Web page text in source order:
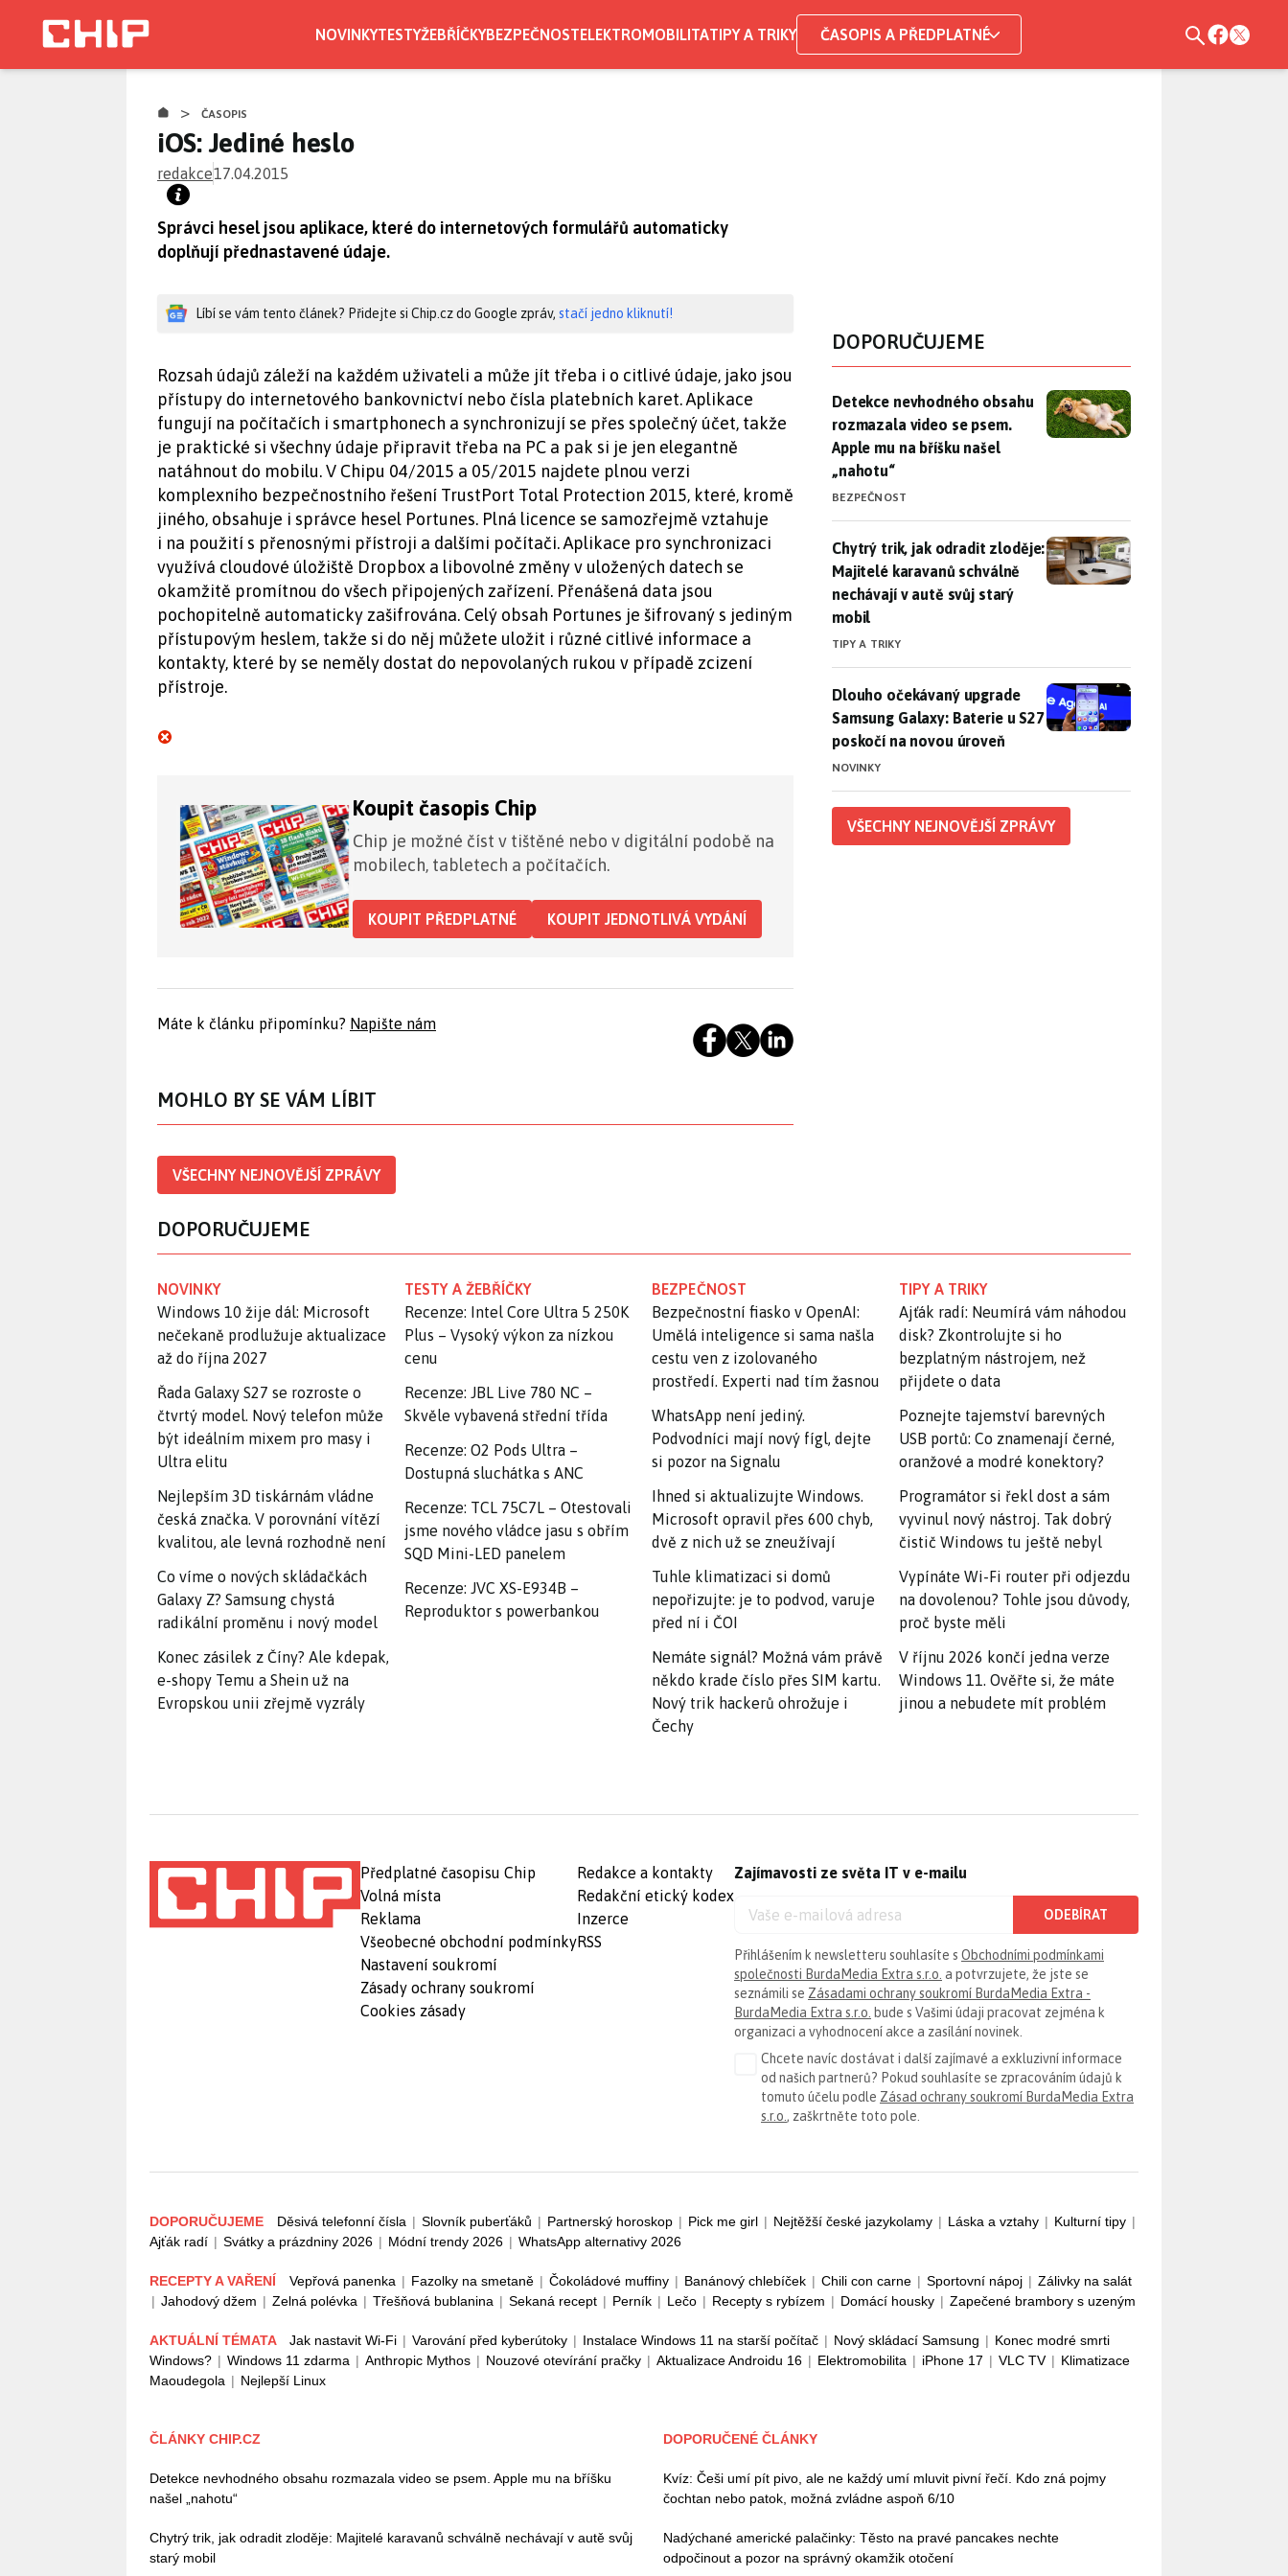
NOVINKYTESTYŽEBŘÍČKYBEZPEČNOSTELEKTROMOBILITATIPY A TRIKY ČASOPIS A PŘEDPLATNÉ
> ČASOPIS
iOS: Jediné heslo
redakce17.04.2015
Správci hesel jsou aplikace, které do internetových formulářů automaticky
doplňují přednastavené údaje.
Líbí se vám tento článek? Přidejte si Chip.cz do Google zpráv, stačí jedno kliknutí!
Rozsah údajů záleží na každém uživateli a může jít třeba i o citlivé údaje, jako jsou
přístupy do internetového bankovnictví nebo čísla platebních karet. Aplikace
fungují na počítačích i smartphonech a synchronizují se přes společný účet, takže
je praktické si všechny údaje připravit třeba na PC a pak si je jen elegantně
natáhnout do mobilu. V Chipu 04/2015 a 05/2015 najdete plnou verzi
komplexního bezpečnostního řešení TrustPort Total Protection 2015, které, kromě
jiného, obsahuje i správce hesel Portunes. Plná licence se samozřejmě vztahuje
i na použití s přenosnými přístroji a dalšími počítači. Aplikace pro synchronizaci
využívá cloudové úložiště Dropbox a libovolné změny v uložených datech se
okamžitě promítnou do všech připojených zařízení. Přenášená data jsou
pochopitelně automaticky zašifrována. Celý obsah Portunes je šifrovaný s jediným
přístupovým heslem, takže si do něj můžete uložit i různé citlivé informace a
kontakty, které by se neměly dostat do nepovolaných rukou v případě zcizení
přístroje.
Koupit časopis Chip
Chip je možné číst v tištěné nebo v digitální podobě na
mobilech, tabletech a počítačích.
KOUPIT PŘEDPLATNÉ KOUPIT JEDNOTLIVÁ VYDÁNÍ
Máte k článku připomínku? Napište nám
MOHLO BY SE VÁM LÍBIT
VŠECHNY NEJNOVĚJŠÍ ZPRÁVY
DOPORUČUJEME
Detekce nevhodného obsahu rozmazala video se psem. Apple mu
Detekce nevhodného obsahu
rozmazala video se psem.
Apple mu na bříšku našel
„nahotu“
BEZPEČNOST
Chytrý trik, jak odradit zloděje: Majitelé karavanů schválně
Chytrý trik, jak odradit zloděje:
Majitelé karavanů schválně
nechávají v autě svůj starý
mobil
TIPY A TRIKY
Dlouho očekávaný upgrade Samsung Galaxy: Baterie u S27
Dlouho očekávaný upgrade
Samsung Galaxy: Baterie u S27
poskočí na novou úroveň
NOVINKY
VŠECHNY NEJNOVĚJŠÍ ZPRÁVY
DOPORUČUJEME
NOVINKY
Windows 10 žije dál: Microsoft
nečekaně prodlužuje aktualizace
až do října 2027
Řada Galaxy S27 se rozroste o
čtvrtý model. Nový telefon může
být ideálním mixem pro masy i
Ultra elitu
Nejlepším 3D tiskárnám vládne
česká značka. V porovnání vítězí
kvalitou, ale levná rozhodně není
Co víme o nových skládačkách
Galaxy Z? Samsung chystá
radikální proměnu i nový model
Konec zásilek z Číny? Ale kdepak,
e-shopy Temu a Shein už na
Evropskou unii zřejmě vyzrály
TESTY A ŽEBŘÍČKY
Recenze: Intel Core Ultra 5 250K
Plus – Vysoký výkon za nízkou
cenu
Recenze: JBL Live 780 NC –
Skvěle vybavená střední třída
Recenze: O2 Pods Ultra –
Dostupná sluchátka s ANC
Recenze: TCL 75C7L – Otestovali
jsme nového vládce jasu s obřím
SQD Mini-LED panelem
Recenze: JVC XS-E934B –
Reproduktor s powerbankou
BEZPEČNOST
Bezpečnostní fiasko v OpenAI:
Umělá inteligence si sama našla
cestu ven z izolovaného
prostředí. Experti nad tím žasnou
WhatsApp není jediný.
Podvodníci mají nový fígl, dejte
si pozor na Signalu
Ihned si aktualizujte Windows.
Microsoft opravil přes 600 chyb,
dvě z nich už se zneužívají
Tuhle klimatizaci si domů
nepořizujte: je to podvod, varuje
před ní i ČOI
Nemáte signál? Možná vám právě
někdo krade číslo přes SIM kartu.
Nový trik hackerů ohrožuje i
Čechy
TIPY A TRIKY
Ajťák radí: Neumírá vám náhodou
disk? Zkontrolujte si ho
bezplatným nástrojem, než
přijdete o data
Poznejte tajemství barevných
USB portů: Co znamenají černé,
oranžové a modré konektory?
Programátor si řekl dost a sám
vyvinul nový nástroj. Tak dobrý
čistič Windows tu ještě nebyl
Vypínáte Wi-Fi router při odjezdu
na dovolenou? Tohle jsou důvody,
proč byste měli
V říjnu 2026 končí jedna verze
Windows 11. Ověřte si, že máte
jinou a nebudete mít problém
Předplatné časopisu Chip
Volná místa
Reklama
Všeobecné obchodní podmínky
Nastavení soukromí
Zásady ochrany soukromí
Cookies zásady
Redakce a kontakty
Redakční etický kodex
Inzerce
RSS
Zajímavosti ze světa IT v e-mailu
ODEBÍRAT
Přihlášením k newsletteru souhlasíte s Obchodními podmínkami
společnosti BurdaMedia Extra s.r.o. a potvrzujete, že jste se
seznámili se Zásadami ochrany soukromí BurdaMedia Extra -
BurdaMedia Extra s.r.o. bude s Vašimi údaji pracovat zejména k
organizaci a vyhodnocení akce a zasílání novinek.
Chcete navíc dostávat i další zajímavé a exkluzivní informace
od našich partnerů? Pokud souhlasíte se zpracováním údajů k
tomuto účelu podle Zásad ochrany soukromí BurdaMedia Extra
s.r.o. , zaškrtněte toto pole.
DOPORUČUJEME Děsivá telefonní čísla | Slovník puberťáků | Partnerský horoskop | Pick me girl | Nejtěžší české jazykolamy | Láska a vztahy | Kulturní tipy |
Ajťák radí | Svátky a prázdniny 2026 | Módní trendy 2026 | WhatsApp alternativy 2026
RECEPTY A VAŘENÍ Vepřová panenka | Fazolky na smetaně | Čokoládové muffiny | Banánový chlebíček | Chili con carne | Sportovní nápoj | Zálivky na salát
| Jahodový džem | Zelná polévka | Třešňová bublanina | Sekaná recept | Perník | Lečo | Recepty s rybízem | Domácí housky | Zapečené brambory s uzeným
AKTUÁLNÍ TÉMATA Jak nastavit Wi-Fi | Varování před kyberútoky | Instalace Windows 11 na starší počítač | Nový skládací Samsung | Konec modré smrti
Windows? | Windows 11 zdarma | Anthropic Mythos | Nouzové otevírání pračky | Aktualizace Androidu 16 | Elektromobilita | iPhone 17 | VLC TV | Klimatizace
Maoudegola | Nejlepší Linux
ČLÁNKY CHIP.CZ
Detekce nevhodného obsahu rozmazala video se psem. Apple mu na bříšku
našel „nahotu“
Chytrý trik, jak odradit zloděje: Majitelé karavanů schválně nechávají v autě svůj
starý mobil
DOPORUČENÉ ČLÁNKY
Kvíz: Češi umí pít pivo, ale ne každý umí mluvit pivní řečí. Kdo zná pojmy
čochtan nebo patok, možná zvládne aspoň 6/10
Nadýchané americké palačinky: Těsto na pravé pancakes nechte
odpočinout a pozor na správný okamžik otočení